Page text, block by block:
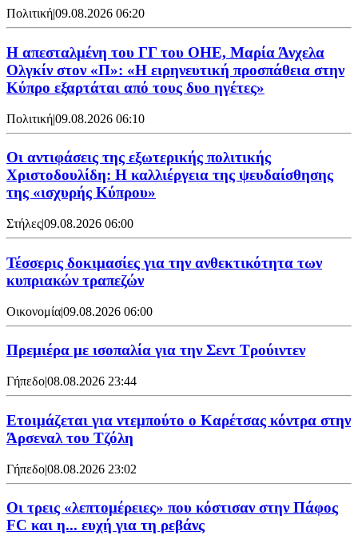
Πολιτική|09.08.2026 06:20
Η απεσταλμένη του ΓΓ του ΟΗΕ, Μαρία Άνχελα
Ολγκίν στον «Π»: «Η ειρηνευτική προσπάθεια στην
Κύπρο εξαρτάται από τους δυο ηγέτες»
Πολιτική|09.08.2026 06:10
Οι αντιφάσεις της εξωτερικής πολιτικής
Χριστοδουλίδη: Η καλλιέργεια της ψευδαίσθησης
της «ισχυρής Κύπρου»
Στήλες|09.08.2026 06:00
Τέσσερις δοκιμασίες για την ανθεκτικότητα των
κυπριακών τραπεζών
Οικονομία|09.08.2026 06:00
Πρεμιέρα με ισοπαλία για την Σεντ Τρούιντεν
Γήπεδο|08.08.2026 23:44
Ετοιμάζεται για ντεμπούτο ο Καρέτσας κόντρα στην
Άρσεναλ του Τζόλη
Γήπεδο|08.08.2026 23:02
Οι τρεις «λεπτομέρειες» που κόστισαν στην Πάφος
FC και η... ευχή για τη ρεβάνς